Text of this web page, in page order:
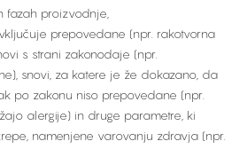
fazah proizvodnje,
prepovedane (npr. rakotvorna
s strani zakonodaje (npr.
snovi, za katere je že dokazano, da
po zakonu niso prepovedane (npr.
alergije) in druge parametre, ki
namenjene varovanju zdravja (npr.